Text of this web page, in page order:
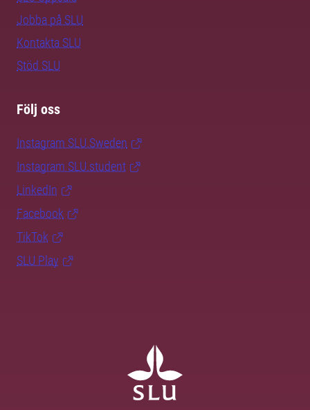
Jobba på SLU
Kontakta SLU
Stöd SLU
Följ oss
Instagram SLU.Sweden
Instagram SLU.student
LinkedIn
Facebook
TikTok
SLU Play